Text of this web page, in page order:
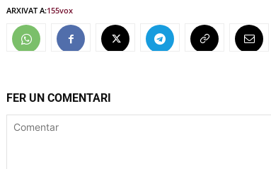
ARXIVAT A:155vox
FER UN COMENTARI